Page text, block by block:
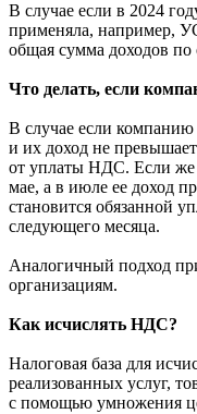
В случае если в 2024
применяла, например,
общая сумма доходов
Что делать, если
В случае если
и их доход не
от уплаты НДС. Если же
мае, а в июле ее доход
становится обязанной
следующего месяца.
Аналогичный подход
организациям.
Как исчислять НДС?
Налоговая база для
реализованных услуг,
с помощью умножения